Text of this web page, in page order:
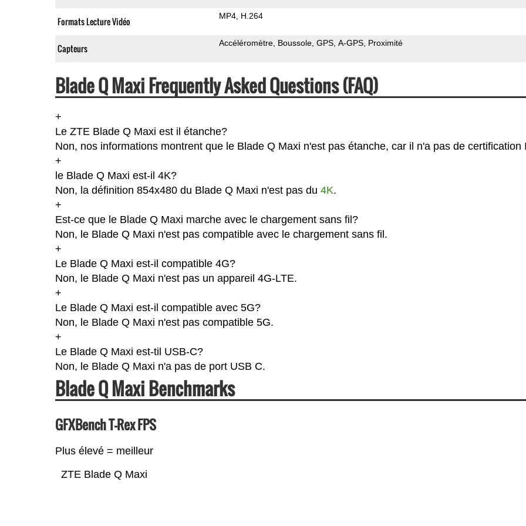
Formats Lecture Vidéo MP4 H.264
Capteurs Accéléromètre Boussole GPS A-GPS Proximité
Blade Q Maxi Frequently Asked Questions (FAQ)
+
Le ZTE Blade Q Maxi est il étanche?
Non, nos informations montrent que le Blade Q Maxi n'est pas étanche, car il n'a pas de certification
+
le Blade Q Maxi est-il 4K?
Non, la définition 854x480 du Blade Q Maxi n'est pas du 4K.
+
Est-ce que le Blade Q Maxi marche avec le chargement sans fil?
Non, le Blade Q Maxi n'est pas compatible avec le chargement sans fil.
+
Le Blade Q Maxi est-il compatible 4G?
Non, le Blade Q Maxi n'est pas un appareil 4G-LTE.
+
Le Blade Q Maxi est-il compatible avec 5G?
Non, le Blade Q Maxi n'est pas compatible 5G.
+
Le Blade Q Maxi est-til USB-C?
Non, le Blade Q Maxi n'a pas de port USB C.
Blade Q Maxi Benchmarks
GFXBench T-Rex FPS
Plus élevé = meilleur
ZTE Blade Q Maxi